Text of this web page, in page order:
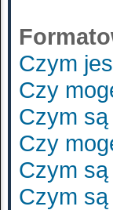
Czym
Czy
Czym
Czy
Czym są
Czym